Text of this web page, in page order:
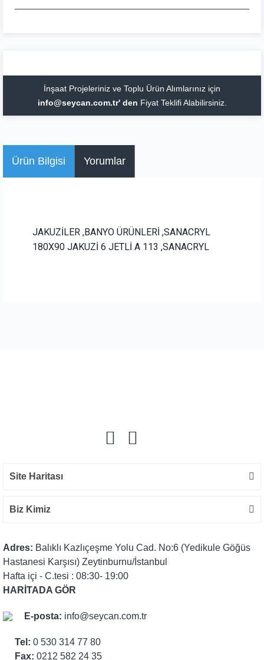
İnşaat Projeleriniz ve Toplu Ürün Alımlarınız için
info@seycan.com.tr' den Fiyat Teklifi Alabilirsiniz.
Ürün Bilgisi Yorumlar
JAKUZİLER ,BANYO ÜRÜNLERİ ,SANACRYL
180X90 JAKUZİ 6 JETLİ A 113 ,SANACRYL
Site Haritası
Biz Kimiz
Adres: Balıklı Kazlıçeşme Yolu Cad. No:6 (Yedikule Göğüs
Hastanesi Karşısı) Zeytinburnu/İstanbul
Hafta içi - C.tesi : 08:30- 19:00
HARİTADA GÖR
E-posta: info@seycan.com.tr
Tel: 0 530 314 77 80
Fax: 0212 582 24 35